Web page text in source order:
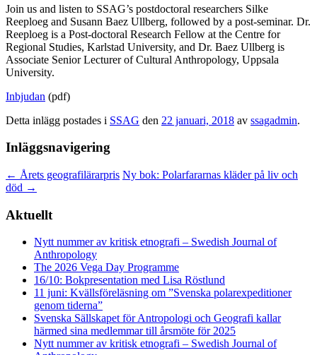
Join us and listen to SSAG’s postdoctoral researchers Silke
Reeploeg and Susann Baez Ullberg, followed by a post-seminar. Dr.
Reeploeg is a Post-doctoral Research Fellow at the Centre for
Regional Studies, Karlstad University, and Dr. Baez Ullberg is
Associate Senior Lecturer of Cultural Anthropology, Uppsala
University.
Inbjudan (pdf)
Detta inlägg postades i SSAG den 22 januari, 2018 av ssagadmin.
Inläggsnavigering
← Årets geografilärarpris Ny bok: Polarfararnas kläder på liv och
död →
Aktuellt
Nytt nummer av kritisk etnografi – Swedish Journal of
Anthropology
The 2026 Vega Day Programme
16/10: Bokpresentation med Lisa Röstlund
11 juni: Kvällsföreläsning om ”Svenska polarexpeditioner
genom tiderna”
Svenska Sällskapet för Antropologi och Geografi kallar
härmed sina medlemmar till årsmöte för 2025
Nytt nummer av kritisk etnografi – Swedish Journal of